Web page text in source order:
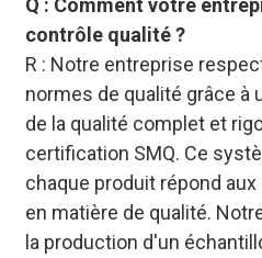
contrôle qualité ?
R : Notre entreprise
normes de qualité grâce à
de la qualité complet et
certification SMQ. Ce
chaque produit répond
en matière de qualité.
la production d'un